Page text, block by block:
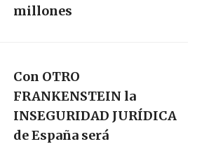
millones
Con OTRO
FRANKENSTEIN la
INSEGURIDAD JURÍDICA
de España será